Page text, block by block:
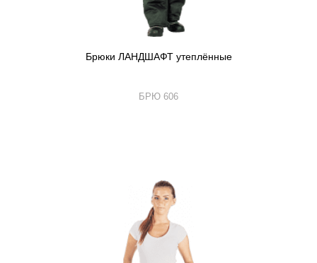
Брюки ЛАНДШАФТ утеплённые
БРЮ 606